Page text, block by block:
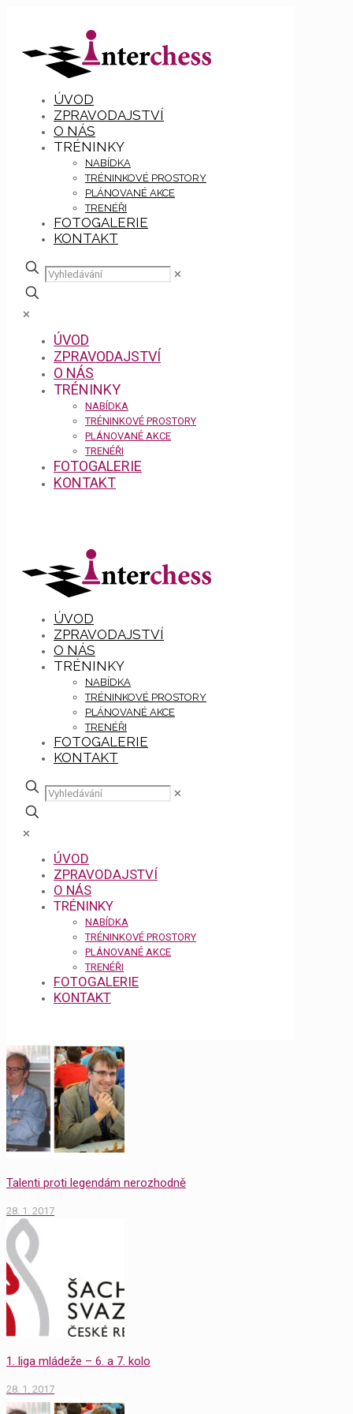
ÚVOD
ZPRAVODAJSTVÍ
O NÁS
TRÉNINKY
NABÍDKA
TRÉNINKOVÉ PROSTORY
PLÁNOVANÉ AKCE
TRENÉŘI
FOTOGALERIE
KONTAKT
✕
✕
ÚVOD
ZPRAVODAJSTVÍ
O NÁS
TRÉNINKY
NABÍDKA
TRÉNINKOVÉ PROSTORY
PLÁNOVANÉ AKCE
TRENÉŘI
FOTOGALERIE
KONTAKT
ÚVOD
ZPRAVODAJSTVÍ
O NÁS
TRÉNINKY
NABÍDKA
TRÉNINKOVÉ PROSTORY
PLÁNOVANÉ AKCE
TRENÉŘI
FOTOGALERIE
KONTAKT
✕
✕
ÚVOD
ZPRAVODAJSTVÍ
O NÁS
TRÉNINKY
NABÍDKA
TRÉNINKOVÉ PROSTORY
PLÁNOVANÉ AKCE
TRENÉŘI
FOTOGALERIE
KONTAKT
Talenti proti legendám nerozhodně
28. 1. 2017
1. liga mládeže – 6. a 7. kolo
28. 1. 2017